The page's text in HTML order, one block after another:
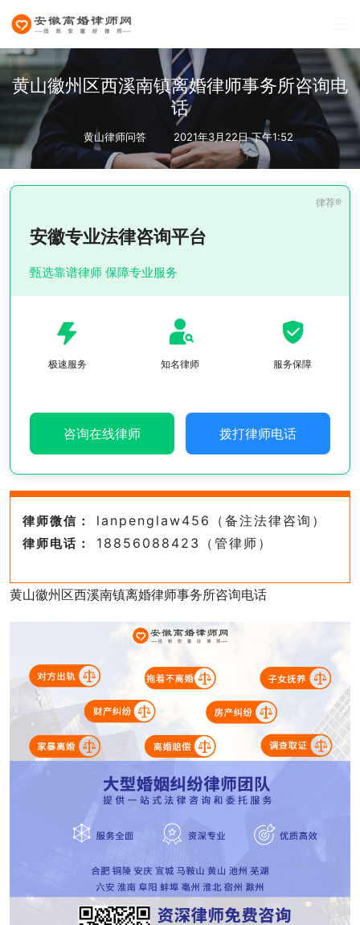
黄山徽州区西溪南镇离婚律师事务所咨询电
话
黄山律师问答 2021年3月22日 下午1:52
安徽专业法律咨询平台
甄选靠谱律师 保障专业服务
极速服务 知名律师 服务保障
咨询在线律师 拨打律师电话
律师微信： lanpenglaw456（备注法律咨询）
律师电话： 18856088423（管律师）
黄山徽州区西溪南镇离婚律师事务所咨询电话